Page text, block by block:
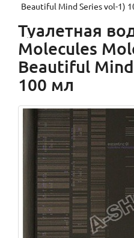
Beautiful Mind Series vol-1)
Туалетная
Molecules
Beautiful
100 мл